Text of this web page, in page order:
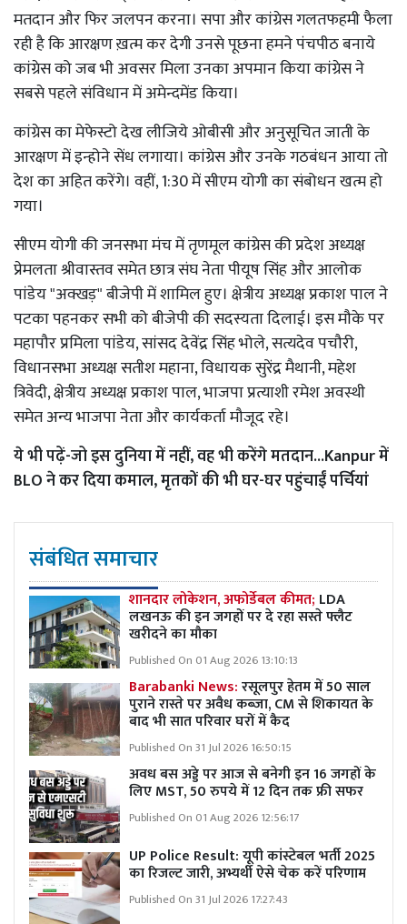
मतदान और फिर जलपन करना। सपा और कांग्रेस गलतफहमी फैला
रही है कि आरक्षण ख़त्म कर देगी उनसे पूछना हमने पंचपीठ बनाये
कांग्रेस को जब भी अवसर मिला उनका अपमान किया कांग्रेस ने
सबसे पहले संविधान में अमेन्दमेंड किया।
कांग्रेस का मेफेस्टो देख लीजिये ओबीसी और अनुसूचित जाती के
आरक्षण में इन्होने सेंध लगाया। कांग्रेस और उनके गठबंधन आया तो
देश का अहित करेंगे। वहीं, 1:30 में सीएम योगी का संबोधन खत्म हो
गया।
सीएम योगी की जनसभा मंच में तृणमूल कांग्रेस की प्रदेश अध्यक्ष
प्रेमलता श्रीवास्तव समेत छात्र संघ नेता पीयूष सिंह और आलोक
पांडेय "अक्खड़" बीजेपी में शामिल हुए। क्षेत्रीय अध्यक्ष प्रकाश पाल ने
पटका पहनकर सभी को बीजेपी की सदस्यता दिलाई। इस मौके पर
महापौर प्रमिला पांडेय, सांसद देवेंद्र सिंह भोले, सत्यदेव पचौरी,
विधानसभा अध्यक्ष सतीश महाना, विधायक सुरेंद्र मैथानी, महेश
त्रिवेदी, क्षेत्रीय अध्यक्ष प्रकाश पाल, भाजपा प्रत्याशी रमेश अवस्थी
समेत अन्य भाजपा नेता और कार्यकर्ता मौजूद रहे।
ये भी पढ़ें-जो इस दुनिया में नहीं, वह भी करेंगे मतदान...Kanpur में
BLO ने कर दिया कमाल, मृतकों की भी घर-घर पहुंचाईं पर्चियां
संबंधित समाचार
शानदार लोकेशन, अफोर्डेबल कीमत; LDA
लखनऊ की इन जगहों पर दे रहा सस्ते फ्लैट
खरीदने का मौका
Published On 01 Aug 2026 13:10:13
Barabanki News:रसूलपुर हेतम में 50 साल
पुराने रास्ते पर अवैध कब्ज़ा, CM से शिकायत के
बाद भी सात परिवार घरों में कैद
Published On 31 Jul 2026 16:50:15
अवध बस अड्डे पर आज से बनेगी इन 16 जगहों के
लिए MST, 50 रुपये में 12 दिन तक फ्री सफर
Published On 01 Aug 2026 12:56:17
UP Police Result: यूपी कांस्टेबल भर्ती 2025
का रिजल्ट जारी, अभ्यर्थी ऐसे चेक करें परिणाम
Published On 31 Jul 2026 17:27:43